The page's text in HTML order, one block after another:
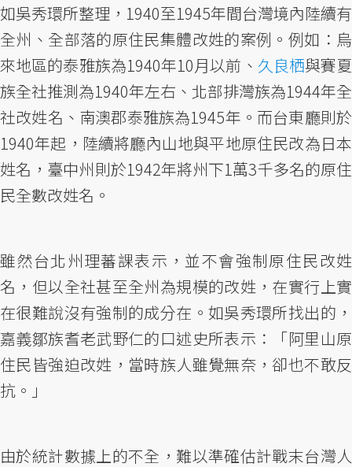
如吳秀環所整理，1940至1945年間台灣境內陸續有
全州、全部落的原住民集體改姓的案例。例如：烏
來地區的泰雅族為1940年10月以前、 久良栖與賽夏
族全社推測為1940年左右、北部排灣族為1944年全
社改姓名、南澳郡泰雅族為1945年。而台東廳則於
1940年起，陸續將廳內山地與平地原住民改為日本
姓名，臺中州則於1942年將州下1萬3千多名的原住
民全數改姓名。
雖然台北州理蕃課表示，並不會強制原住民改姓
名，但以全社甚至全州為規模的改姓，在實行上實
在很難說沒有強制的成分在。如吳秀環所找出的，
嘉義鄒族耆老武野仁的口述史所表示：「阿里山原
住民皆強迫改姓，當時族人雖覺無奈，卻也不敢反
抗。」
由於統計數據上的不全，難以準確估計戰末台灣人